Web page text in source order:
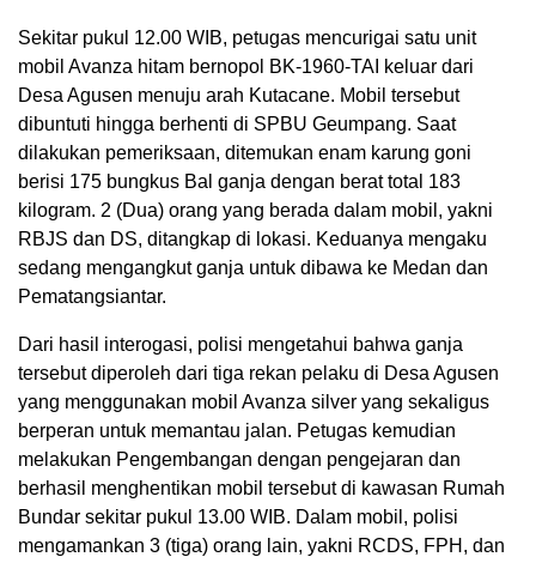
Sekitar pukul 12.00 WIB, petugas mencurigai satu unit
mobil Avanza hitam bernopol BK-1960-TAI keluar dari
Desa Agusen menuju arah Kutacane. Mobil tersebut
dibuntuti hingga berhenti di SPBU Geumpang. Saat
dilakukan pemeriksaan, ditemukan enam karung goni
berisi 175 bungkus Bal ganja dengan berat total 183
kilogram. 2 (Dua) orang yang berada dalam mobil, yakni
RBJS dan DS, ditangkap di lokasi. Keduanya mengaku
sedang mengangkut ganja untuk dibawa ke Medan dan
Pematangsiantar.
Dari hasil interogasi, polisi mengetahui bahwa ganja
tersebut diperoleh dari tiga rekan pelaku di Desa Agusen
yang menggunakan mobil Avanza silver yang sekaligus
berperan untuk memantau jalan. Petugas kemudian
melakukan Pengembangan dengan pengejaran dan
berhasil menghentikan mobil tersebut di kawasan Rumah
Bundar sekitar pukul 13.00 WIB. Dalam mobil, polisi
mengamankan 3 (tiga) orang lain, yakni RCDS, FPH, dan